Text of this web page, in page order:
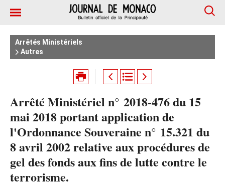
Arrêtés Ministériels
Autres
Arrêté Ministériel n° 2018-476 du 15
mai 2018 portant application de
l'Ordonnance Souveraine n° 15.321 du
8 avril 2002 relative aux procédures de
gel des fonds aux fins de lutte contre le
terrorisme.